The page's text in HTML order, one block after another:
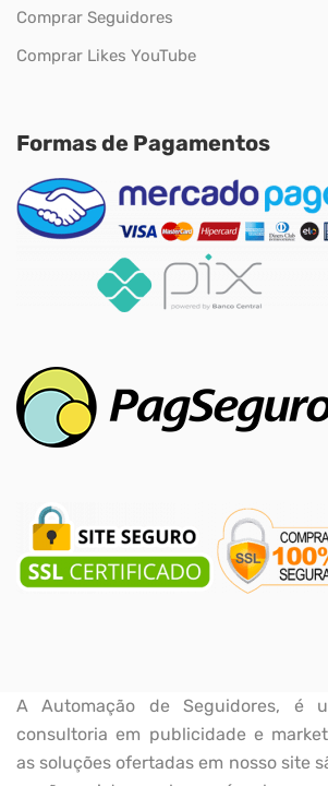
Comprar Seguidores
Comprar Likes YouTube
Formas de Pagamentos
A Automação de Seguidores, é
consultoria em publicidade e
as soluções ofertadas em nosso site